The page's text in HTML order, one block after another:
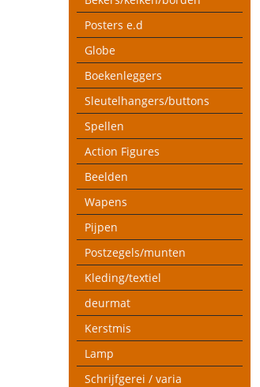
Posters e.d
Globe
Boekenleggers
Sleutelhangers/buttons
Spellen
Action Figures
Beelden
Wapens
Pijpen
Postzegels/munten
Kleding/textiel
deurmat
Kerstmis
Lamp
Schrijfgerei / varia